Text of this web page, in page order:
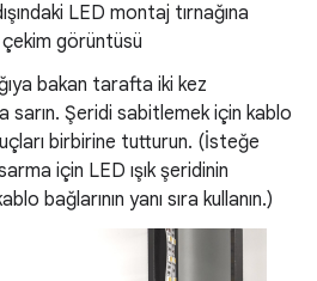
LED montaj tırnağına
çekim görüntüsü
bakan tarafta iki kez
sarın. Şeridi sabitlemek için kablo
uçları birbirine tutturun. (İsteğe
için LED ışık şeridinin
bağlarının yanı sıra kullanın.)